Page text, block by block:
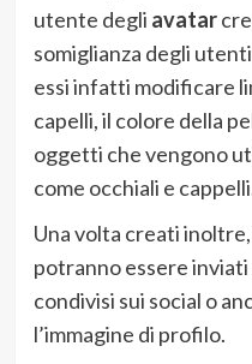
utente degli avatar
somiglianza degli
essi infatti modificare
capelli, il colore della
oggetti che vengono
come occhiali e
Una volta creati
potranno essere
condivisi sui social o
l’immagine di profilo.